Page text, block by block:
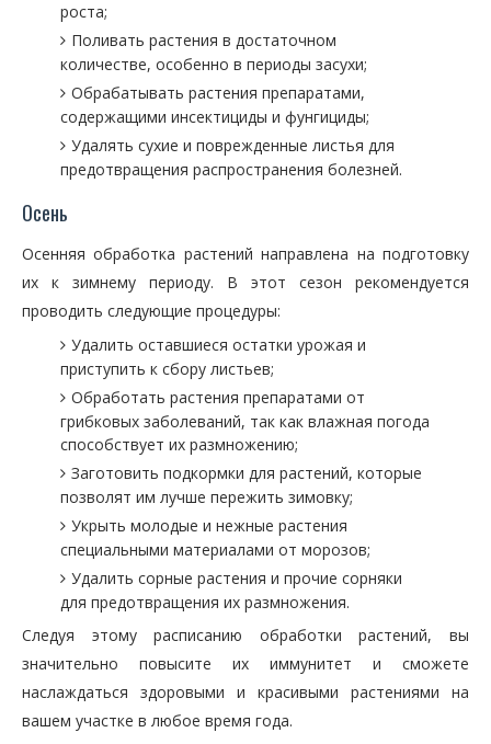
роста;
Поливать растения в достаточном
количестве, особенно в периоды засухи;
Обрабатывать растения препаратами,
содержащими инсектициды и фунгициды;
Удалять сухие и поврежденные листья для
предотвращения распространения болезней.
Осень
Осенняя обработка растений направлена на подготовку
их к зимнему периоду. В этот сезон рекомендуется
проводить следующие процедуры:
Удалить оставшиеся остатки урожая и
приступить к сбору листьев;
Обработать растения препаратами от
грибковых заболеваний, так как влажная погода
способствует их размножению;
Заготовить подкормки для растений, которые
позволят им лучше пережить зимовку;
Укрыть молодые и нежные растения
специальными материалами от морозов;
Удалить сорные растения и прочие сорняки
для предотвращения их размножения.
Следуя этому расписанию обработки растений, вы
значительно повысите их иммунитет и сможете
наслаждаться здоровыми и красивыми растениями на
вашем участке в любое время года.